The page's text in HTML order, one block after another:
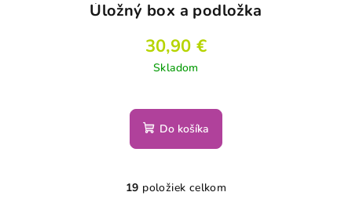
Úložný box a podložka
30,90 €
Skladom
Do košíka
O
19 položiek celkom